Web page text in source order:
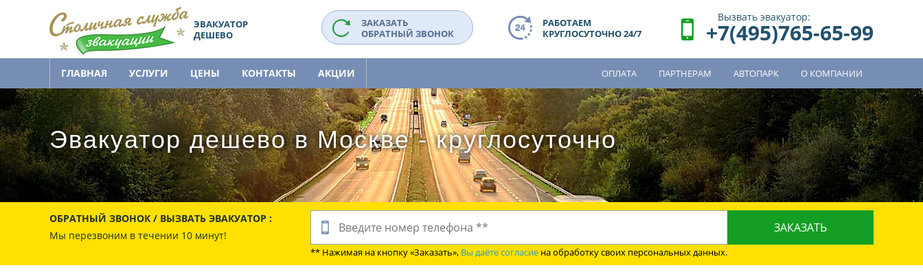
ЭВАКУАТОР
ДЕШЕВО
ЗАКАЗАТЬ
ОБРАТНЫЙ ЗВОНОК
РАБОТАЕМ
КРУГЛОСУТОЧНО 24/7
Вызвать эвакуатор:
+7(495)765-65-99
ГЛАВНАЯ УСЛУГИ ЦЕНЫ КОНТАКТЫ АКЦИИ ОПЛАТА ПАРТНЕРАМ АВТОПАРК О КОМПАНИИ
Эвакуатор дешево в Москве - круглосуточно
ОБРАТНЫЙ ЗВОНОК / ВЫЗВАТЬ ЭВАКУАТОР :
Мы перезвоним в течении 10 минут!
** Нажимая на кнопку «Заказать», Вы даёте согласие на обработку своих персональных данных.